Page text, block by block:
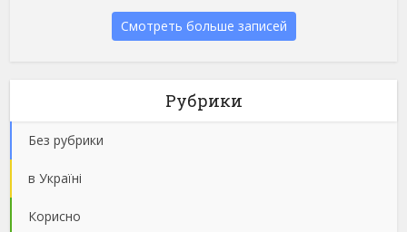
Смотреть больше записей
Рубрики
Без рубрики
в Україні
Корисно